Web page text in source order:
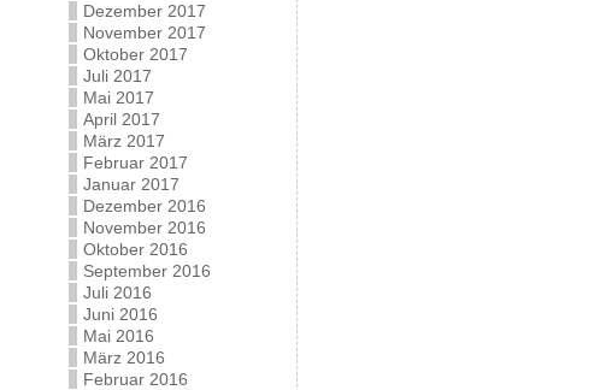
Dezember 2017
November 2017
Oktober 2017
Juli 2017
Mai 2017
April 2017
März 2017
Februar 2017
Januar 2017
Dezember 2016
November 2016
Oktober 2016
September 2016
Juli 2016
Juni 2016
Mai 2016
März 2016
Februar 2016